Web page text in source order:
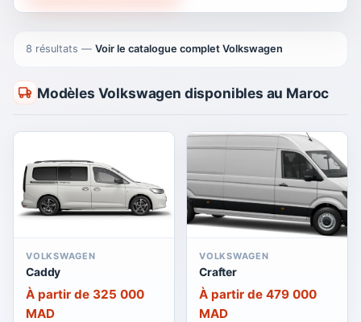
8 résultats — Voir le catalogue complet Volkswagen
Modèles Volkswagen disponibles au Maroc
VOLKSWAGEN
Caddy
À partir de 325 000
MAD
VOLKSWAGEN
Crafter
À partir de 479 000
MAD